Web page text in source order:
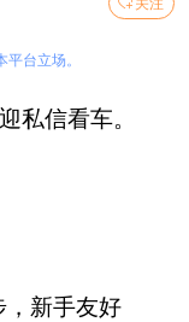
台立场。
私信看车。
，新手友好